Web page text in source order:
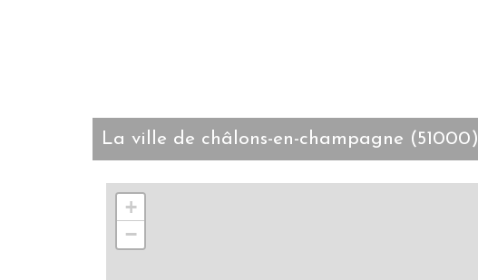
la ville de châlons-en-champagne (51000)
+
−